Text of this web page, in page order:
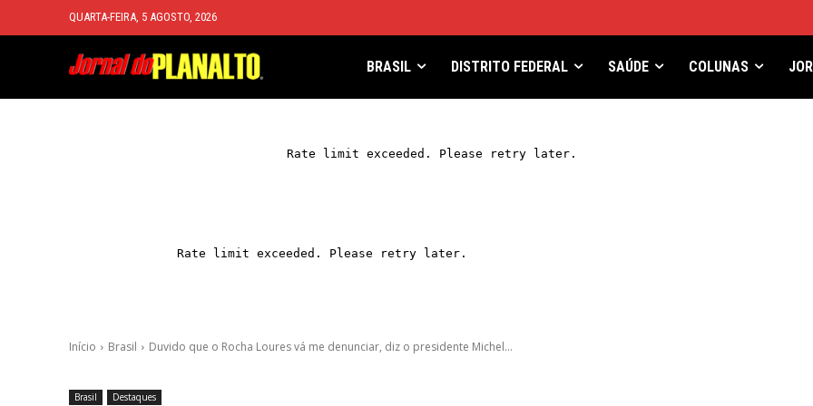
QUARTA-FEIRA, 5 AGOSTO, 2026
BRASIL DISTRITO FEDERAL SAÚDE COLUNAS
Início Brasil Duvido que o Rocha Loures vá me denunciar, diz o presidente Michel...
Brasil Destaques